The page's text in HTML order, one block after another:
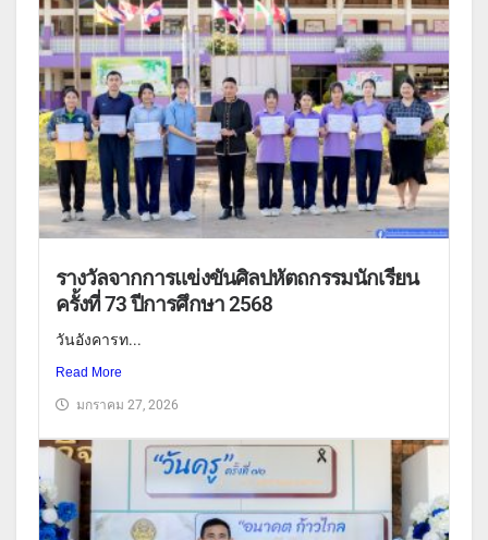
รางวัลจากการแข่งขันศิลปหัตถกรรมนักเรียน
ครั้งที่ 73 ปีการศึกษา 2568
วันอังคารท...
Read More
มกราคม 27, 2026